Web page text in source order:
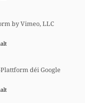
by Vimeo, LLC
déi Google